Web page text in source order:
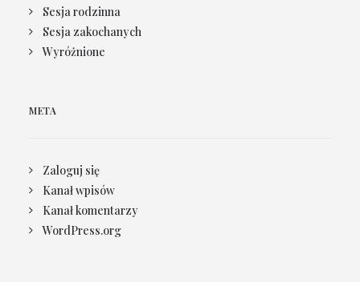
Sesja rodzinna
Sesja zakochanych
Wyróżnione
META
Zaloguj się
Kanał wpisów
Kanał komentarzy
WordPress.org